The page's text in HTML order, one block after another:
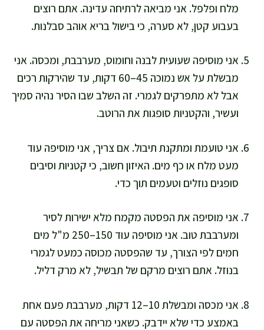
מלח ופלפל. אני מביאה לרתיחה עדינה. אתם רוצים
בעבוע קטן, לא סערה, כי בישול בריא אוהב סבלנות.
אני מוסיפה שעועית לבנה וחומוס, מערבבת, ומכסה. אני
מבשלת על אש נמוכה 45–60 דקות, עד שהירקות רכים
אבל לא מתפרקים לגמרי. זה השלב שבו הסיר נהיה סמיך
ועשיר, והקטניות סופגות את הרוטב.
אני טועמת ומתקנת תיבול. אם צריך, אני מוסיפה עוד
מעט מלח או כף מים. האיזון חשוב, כי קטניות וסיבים
סופגים נוזלים וטעמים תוך כדי.
אני מוסיפה את הפסטה מקמח מלא ישירות לסיר
ומערבבת טוב. אני מוסיפה עוד 150–250 מ"ל מים
חמים לפי הצורך, עד שהפסטה מכוסה כמעט לגמרי
בנוזל. אתם רוצים מרקם של תבשיל, לא מרק דליל.
אני מכסה ומבשלת 10–12 דקות, מערבבת פעם אחת
באמצע כדי שלא יידבק. כשאני מריחה את הפסטה עם